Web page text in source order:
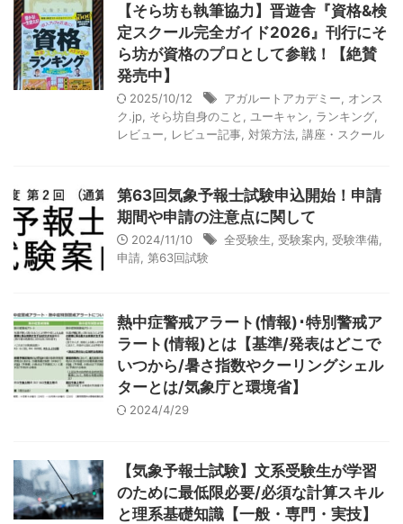
【そら坊も執筆協力】晋遊舎『資格&検
定スクール完全ガイド2026』刊行にそ
ら坊が資格のプロとして参戦！【絶賛
発売中】
2025/10/12 アガルートアカデミー
オンス
ク.jp そら坊自身のこと ユーキャン ランキング
レビュー
レビュー記事 対策方法 講座・スクール
第63回気象予報士試験申込開始！申請
期間や申請の注意点に関して
2024/11/10 全受験生 受験案内 受験準備
申請 第63回試験
熱中症警戒アラート(情報)･特別警戒ア
ラート(情報)とは【基準/発表はどこで
いつから/暑さ指数やクーリングシェル
ターとは/気象庁と環境省】
2024/4/29
【気象予報士試験】文系受験生が学習
のために最低限必要/必須な計算スキル
と理系基礎知識【一般・専門・実技】